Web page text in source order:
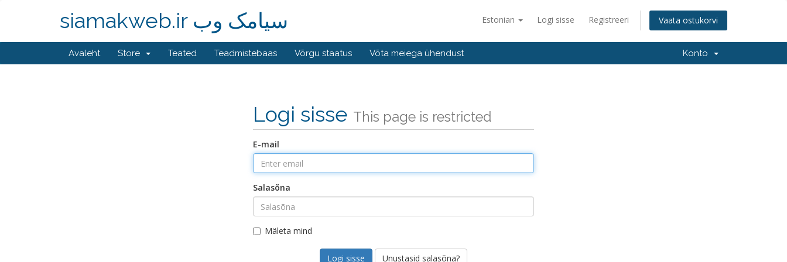
Estonian Logi sisse Registreeri Vaata ostukorvi siamakweb.ir سیامک وب
Avaleht Store Teated Teadmistebaas Võrgu staatus Võta meiega ühendust Konto
Logi sisse This page is restricted
E-mail
Salasõna
Mäleta mind
Unustasid salasõna?